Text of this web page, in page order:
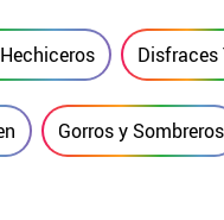
Disfraces
Gorros y Sombreros